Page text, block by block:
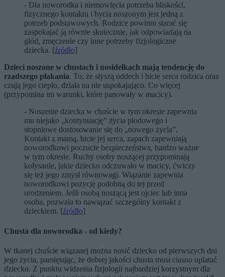
- Dla noworodka i niemowlęcia potrzeba bliskości,
fizycznego kontaktu i bycia noszonym jest jedną z
potrzeb podstawowych. Rodzice powinni starać się
zaspokajać ją równie skutecznie, jak odpowiadają na
głód, zmęczenie czy inne potrzeby fizjologiczne
dziecka. [źródło]
Dzieci noszone w chustach i nosidełkach mają tendencję do
rzadszego płakania. To, że słyszą oddech i bicie serca rodzica oraz
czują jego ciepło, działa na nie uspokajająco. Co więcej
(przypomina im warunki, które panowały w macicy).
- Noszenie dziecka w chuście w tym okresie zapewnia
mu niejako „kontynuację” życia płodowego i
stopniowe dostosowanie się do „nowego życia”.
Kontakt z mamą, bicie jej serca, zapach zapewniają
noworodkowi poczucie bezpieczeństwa, bardzo ważne
w tym okresie. Ruchy osoby noszącej przypominają
kołysanie, jakie dziecko odczuwało w macicy, ćwiczy
się też jego zmysł równowagi. Wiązanie zapewnia
noworodkowi pozycję podobną do tej przed
urodzeniem. Jeśli osobą noszącą jest ojciec lub inna
osoba, pozwala to nawiązać szczególny kontakt z
dzieckiem. [źródło]
Chusta dla noworodka - od kiedy?
W tkanej chuście wiązanej można nosić dziecko od pierwszych dni
jego życia, pamiętając, że dobrej jakości chusta musi ciasno oplatać
dziecko. Z punktu widzenia fizjologii najbardziej korzystnym dla